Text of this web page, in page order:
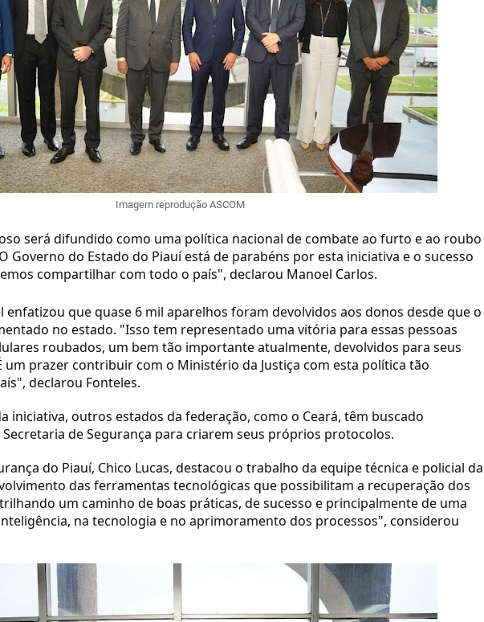
Imagem reprodução ASCOM
será difundido como uma política nacional de combate ao furto e ao roubo
Governo do Estado do Piauí está de parabéns por esta iniciativa e o sucesso
compartilhar com todo o país", declarou Manoel Carlos.
enfatizou que quase 6 mil aparelhos foram devolvidos aos donos desde que o
no estado. "Isso tem representado uma vitória para essas pessoas
roubados, um bem tão importante atualmente, devolvidos para seus
um prazer contribuir com o Ministério da Justiça com esta política tão
declarou Fonteles.
iniciativa, outros estados da federação, como o Ceará, têm buscado
de Segurança para criarem seus próprios protocolos.
do Piauí, Chico Lucas, destacou o trabalho da equipe técnica e policial da
das ferramentas tecnológicas que possibilitam a recuperação dos
um caminho de boas práticas, de sucesso e principalmente de uma
na tecnologia e no aprimoramento dos processos", considerou